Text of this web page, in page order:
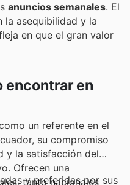
anuncios semanales. El
la asequibilidad y la
en que el gran valor
encontrar en
un referente en el
su compromiso
y la satisfacción del
Ofrecen una
tanto nacionales
y preferidas por sus